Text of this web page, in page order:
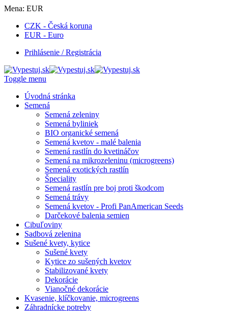
Mena: EUR
CZK - Česká koruna
EUR - Euro
Prihlásenie / Registrácia
Toggle menu
Úvodná stránka
Semená
Semená zeleniny
Semená byliniek
BIO organické semená
Semená kvetov - malé balenia
Semená rastlín do kvetináčov
Semená na mikrozeleninu (microgreens)
Semená exotických rastlín
Špeciality
Semená rastlín pre boj proti škodcom
Semená trávy
Semená kvetov - Profi PanAmerican Seeds
Darčekové balenia semien
Cibuľoviny
Sadbová zelenina
Sušené kvety, kytice
Sušené kvety
Kytice zo sušených kvetov
Stabilizované kvety
Dekorácie
Vianočné dekorácie
Kvasenie, klíčkovanie, microgreens
Záhradnícke potreby